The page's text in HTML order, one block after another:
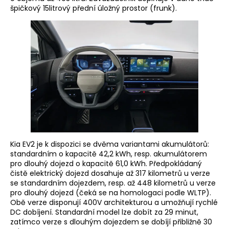
špičkový 15litrový přední úložný prostor (frunk).
Kia EV2 je k dispozici se dvěma variantami akumulátorů:
standardním o kapacitě 42,2 kWh, resp. akumulátorem
pro dlouhý dojezd o kapacitě 61,0 kWh. Předpokládaný
čistě elektrický dojezd dosahuje až 317 kilometrů u verze
se standardním dojezdem, resp. až 448 kilometrů u verze
pro dlouhý dojezd (čeká se na homologaci podle WLTP).
Obě verze disponují 400V architekturou a umožňují rychlé
DC dobíjení. Standardní model lze dobít za 29 minut,
zatímco verze s dlouhým dojezdem se dobíjí přibližně 30